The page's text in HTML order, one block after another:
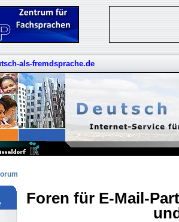
als-fremdsprache.de
Foren für E-Mail-